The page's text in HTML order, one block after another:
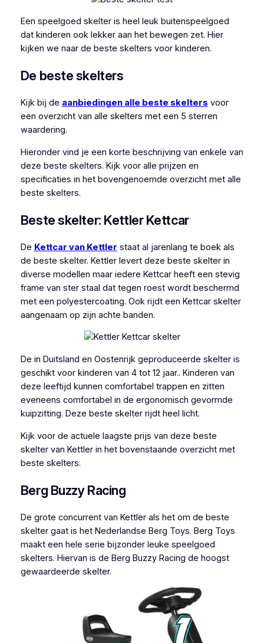
Een speelgoed skelter is heel leuk buitenspeelgoed
dat kinderen ook lekker aan het bewegen zet. Hier
kijken we naar de beste skelters voor kinderen.
De beste skelters
Kijk bij de aanbiedingen alle beste skelters voor
een overzicht van alle skelters met een 5 sterren
waardering.
Hieronder vind je een korte beschrijving van enkele van
deze beste skelters. Kijk voor alle prijzen en
specificaties in het bovengenoemde overzicht met alle
beste skelters.
Beste skelter: Kettler Kettcar
De Kettcar van Kettler staat al jarenlang te boek als
de beste skelter. Kettler levert deze beste skelter in
diverse modellen maar iedere Kettcar heeft een stevig
frame van ster staal dat tegen roest wordt beschermd
met een polyestercoating. Ook rijdt een Kettcar skelter
aangenaam op zijn achte banden.
De in Duitsland en Oostenrijk geproduceerde skelter is
geschikt voor kinderen van 4 tot 12 jaar.. Kinderen van
deze leeftijd kunnen comfortabel trappen en zitten
eveneens comfortabel in de ergonomisch gevormde
kuipzitting. Deze beste skelter rijdt heel licht.
Kijk voor de actuele laagste prijs van deze beste
skelter van Kettler in het bovenstaande overzicht met
beste skelters.
Berg Buzzy Racing
De grote concurrent van Kettler als het om de beste
skelter gaat is het Nederlandse Berg Toys. Berg Toys
maakt een hele serie bijzonder leuke speelgoed
skelters. Hiervan is de Berg Buzzy Racing de hoogst
gewaardeerde skelter.